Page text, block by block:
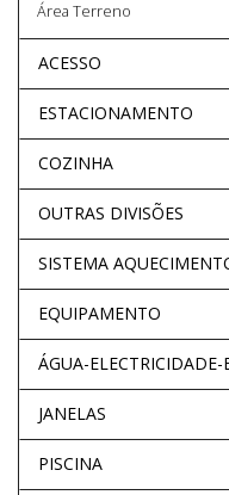
Área Terreno
ACESSO
ESTACIONAMENTO
COZINHA
OUTRAS DIVISÕES
SISTEMA
EQUIPAMENTO
ÁGUA-ELECTRICIDADE-
JANELAS
PISCINA